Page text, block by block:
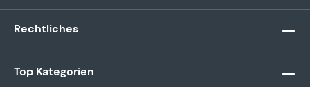
Rechtliches
Top Kategorien